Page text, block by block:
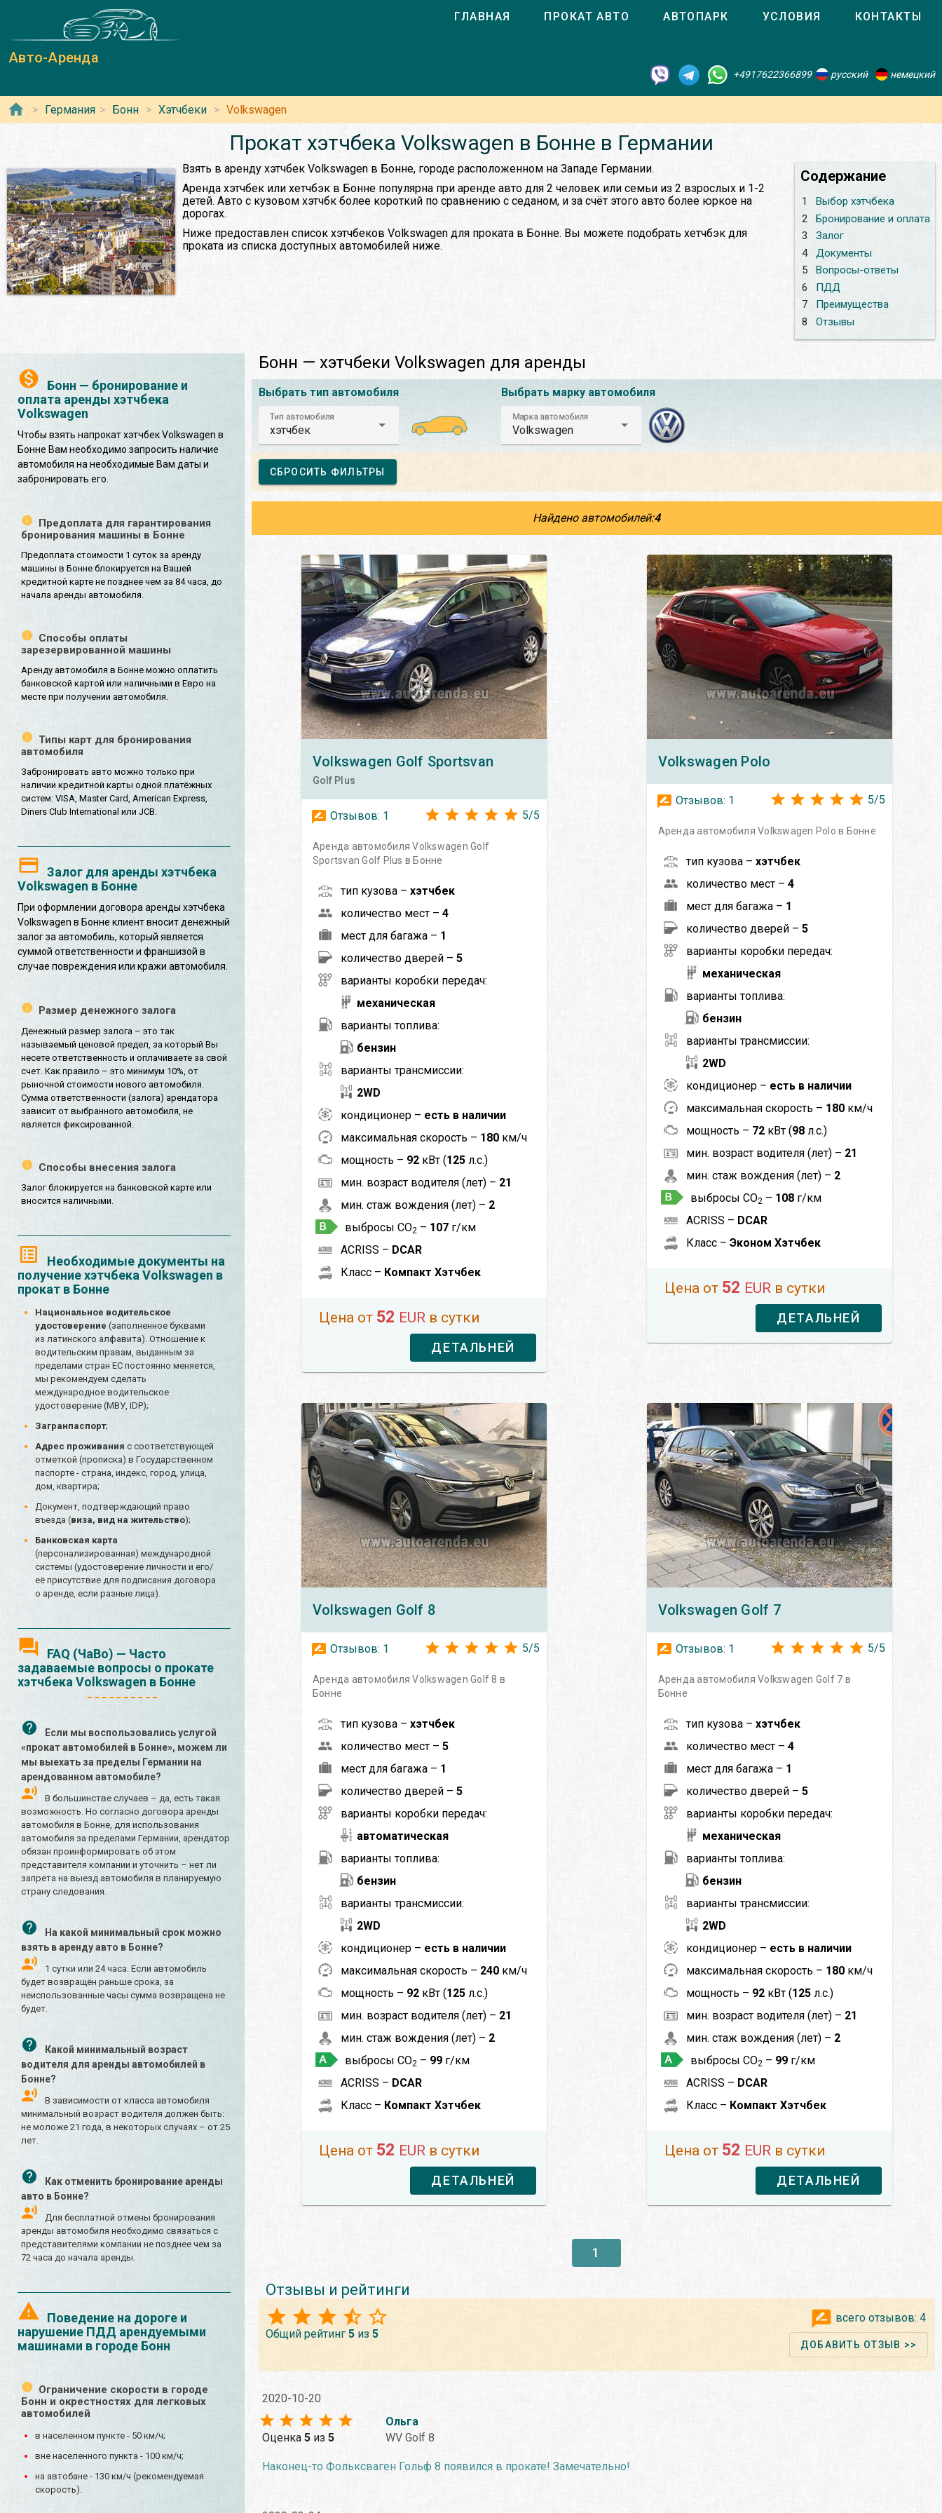
Авто-Аренда
ГЛАВНАЯ ПРОКАТ АВТО АВТОПАРК УСЛОВИЯ КОНТАКТЫ
+4917622366899 русский немецкий
Германия Бонн Хэтчбеки Volkswagen
Прокат хэтчбека Volkswagen в Бонне в Германии
Содержание
1
Выбор хэтчбека
2
Бронирование и оплата
3
Залог
4
Документы
5
Вопросы-ответы
6
ПДД
7
Преимущества
8
Отзывы
Взять в аренду хэтчбек Volkswagen в Бонне, городе расположенном на Западе Германии.
Аренда хэтчбек или хетчбэк в Бонне популярна при аренде авто для 2 человек или семьи из 2 взрослых и 1-2
детей. Авто с кузовом хэтчбк более короткий по сравнению с седаном, и за счёт этого авто более юркое на
дорогах.
Ниже предоставлен список хэтчбеков Volkswagen для проката в Бонне. Вы можете подобрать хетчбэк для
проката из списка доступных автомобилей ниже.
Бонн — бронирование и
оплата аренды хэтчбека
Volkswagen
Чтобы взять напрокат хэтчбек Volkswagen в
Бонне Вам необходимо запросить наличие
автомобиля на необходимые Вам даты и
забронировать его.
Предоплата для гарантирования
бронирования машины в Бонне
Предоплата стоимости 1 суток за аренду
машины в Бонне блокируется на Вашей
кредитной карте не позднее чем за 84 часа, до
начала аренды автомобиля.
Способы оплаты
зарезервированной машины
Аренду автомобиля в Бонне можно оплатить
банковской картой или наличными в Евро на
месте при получении автомобиля.
Типы карт для бронирования
автомобиля
Забронировать авто можно только при
наличии кредитной карты одной платёжных
систем: VISA, Master Card, American Express,
Diners Club International или JCB.
Залог для аренды хэтчбека
Volkswagen в Бонне
При оформлении договора аренды хэтчбека
Volkswagen в Бонне клиент вносит денежный
залог за автомобиль, который является
суммой ответственности и франшизой в
случае повреждения или кражи автомобиля.
Размер денежного залога
Денежный размер залога – это так
называемый ценовой предел, за который Вы
несете ответственность и оплачиваете за свой
счет. Как правило – это минимум 10%, от
рыночной стоимости нового автомобиля.
Сумма ответственности (залога) арендатора
зависит от выбранного автомобиля, не
является фиксированной.
Способы внесения залога
Залог блокируется на банковской карте или
вносится наличными.
Необходимые документы на
получение хэтчбека Volkswagen в
прокат в Бонне
Национальное водительское
удостоверение (заполненное буквами
из латинского алфавита). Отношение к
водительским правам, выданным за
пределами стран ЕС постоянно меняется,
мы рекомендуем сделать
международное водительское
удостоверение (МВУ, IDP);
Загранпаспорт;
Адрес проживания с соответствующей
отметкой (прописка) в Государственном
паспорте - страна, индекс, город, улица,
дом, квартира;
Документ, подтверждающий право
въезда (виза, вид на жительство);
Банковская карта
(персонализированная) международной
системы (удостоверение личности и его/
её присутствие для подписания договора
о аренде, если разные лица).
FAQ (ЧаВо) — Часто
задаваемые вопросы о прокате
хэтчбека Volkswagen в Бонне
Если мы воспользовались услугой
«прокат автомобилей в Бонне», можем ли
мы выехать за пределы Германии на
арендованном автомобиле?
В большинстве случаев – да, есть такая
возможность. Но согласно договора аренды
автомобиля в Бонне, для использования
автомобиля за пределами Германии, арендатор
обязан проинформировать об этом
представителя компании и уточнить – нет ли
запрета на выезд автомобиля в планируемую
страну следования.
На какой минимальный срок можно
взять в аренду авто в Бонне?
1 сутки или 24 часа. Если автомобиль
будет возвращён раньше срока, за
неиспользованные часы сумма возвращена не
будет.
Какой минимальный возраст
водителя для аренды автомобилей в
Бонне?
В зависимости от класса автомобиля
минимальный возраст водителя должен быть:
не моложе 21 года, в некоторых случаях – от 25
лет.
Как отменить бронирование аренды
авто в Бонне?
Для бесплатной отмены бронирования
аренды автомобиля необходимо связаться с
представителями компании не позднее чем за
72 часа до начала аренды.
Поведение на дороге и
нарушение ПДД арендуемыми
машинами в городе Бонн
Ограничение скорости в городе
Бонн и окрестностях для легковых
автомобилей
в населенном пункте - 50 км/ч;
вне населенного пункта - 100 км/ч;
на автобане - 130 км/ч (рекомендуемая
скорость).
Бонн — хэтчбеки Volkswagen для аренды
Выбрать тип автомобиля
Тип автомобиля
хэтчбек
Выбрать марку автомобиля
Марка автомобиля
Volkswagen
СБРОСИТЬ ФИЛЬТРЫ
Найдено автомобилей:4
Volkswagen Golf Sportsvan
Golf Plus
Отзывов: 1 5/5
Аренда автомобиля Volkswagen Golf
Sportsvan Golf Plus в Бонне
тип кузова – хэтчбек
количество мест – 4
мест для багажа – 1
количество дверей – 5
варианты коробки передач:
механическая
варианты топлива:
бензин
варианты трансмиссии:
2WD
кондиционер – есть в наличии
максимальная скорость – 180 км/ч
мощность – 92 кВт (125л.с.)
мин. возраст водителя (лет) – 21
мин. стаж вождения (лет) – 2
выбросы CO2 – 107 г/км
ACRISS – DCAR
Класс – Компакт Хэтчбек
Цена от 52 EUR в сутки
ДЕТАЛЬНЕЙ
Volkswagen Polo
Отзывов: 1 5/5
Аренда автомобиля Volkswagen Polo в Бонне
тип кузова – хэтчбек
количество мест – 4
мест для багажа – 1
количество дверей – 5
варианты коробки передач:
механическая
варианты топлива:
бензин
варианты трансмиссии:
2WD
кондиционер – есть в наличии
максимальная скорость – 180 км/ч
мощность – 72 кВт (98л.с.)
мин. возраст водителя (лет) – 21
мин. стаж вождения (лет) – 2
выбросы CO2 – 108 г/км
ACRISS – DCAR
Класс – Эконом Хэтчбек
Цена от 52 EUR в сутки
ДЕТАЛЬНЕЙ
Volkswagen Golf 8
Отзывов: 1 5/5
Аренда автомобиля Volkswagen Golf 8 в
Бонне
тип кузова – хэтчбек
количество мест – 5
мест для багажа – 1
количество дверей – 5
варианты коробки передач:
автоматическая
варианты топлива:
бензин
варианты трансмиссии:
2WD
кондиционер – есть в наличии
максимальная скорость – 240 км/ч
мощность – 92 кВт (125л.с.)
мин. возраст водителя (лет) – 21
мин. стаж вождения (лет) – 2
выбросы CO2 – 99 г/км
ACRISS – DCAR
Класс – Компакт Хэтчбек
Цена от 52 EUR в сутки
ДЕТАЛЬНЕЙ
Volkswagen Golf 7
Отзывов: 1 5/5
Аренда автомобиля Volkswagen Golf 7 в
Бонне
тип кузова – хэтчбек
количество мест – 4
мест для багажа – 1
количество дверей – 5
варианты коробки передач:
механическая
варианты топлива:
бензин
варианты трансмиссии:
2WD
кондиционер – есть в наличии
максимальная скорость – 180 км/ч
мощность – 92 кВт (125л.с.)
мин. возраст водителя (лет) – 21
мин. стаж вождения (лет) – 2
выбросы CO2 – 99 г/км
ACRISS – DCAR
Класс – Компакт Хэтчбек
Цена от 52 EUR в сутки
ДЕТАЛЬНЕЙ
1
Отзывы и рейтинги
Общий рейтинг 5из 5
всего отзывов: 4
ДОБАВИТЬ ОТЗЫВ >>
2020-10-20
Оценка 5из 5
Ольга
WV Golf 8
Наконец-то Фольксваген Гольф 8 появился в прокате! Замечательно!